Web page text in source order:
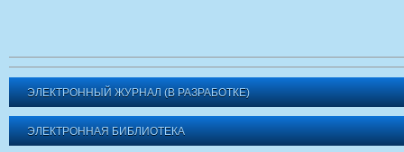
ЭЛЕКТРОННЫЙ ЖУРНАЛ (В РАЗРАБОТКЕ)
ЭЛЕКТРОННАЯ БИБЛИОТЕКА